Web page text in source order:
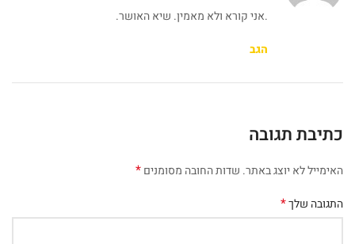
.אני קורא ולא מאמין. שיא האושר.
הגב
כתיבת תגובה
האימייל לא יוצג באתר. שדות החובה מסומנים*
התגובה שלך*